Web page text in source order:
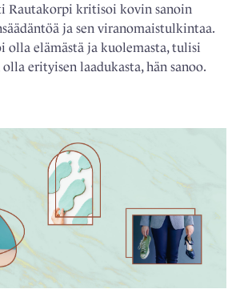
Rautakorpi kritisoi kovin sanoin
ja sen viranomais­tulkintaa.
olla elämästä ja kuolemasta, tulisi
erityisen laadukasta, hän sanoo.